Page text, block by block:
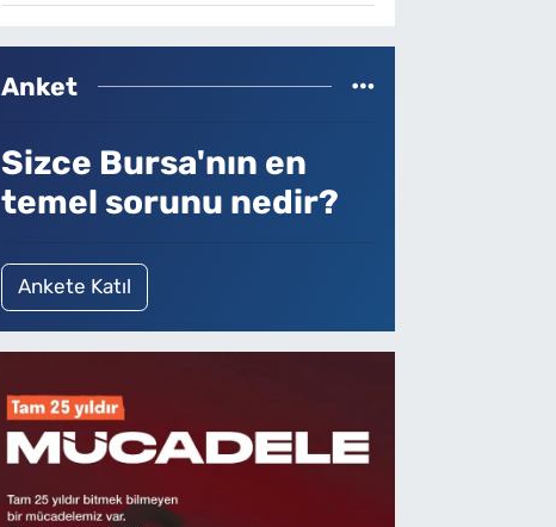
Anket
Sizce Bursa'nın en
temel sorunu nedir?
Ankete Katıl